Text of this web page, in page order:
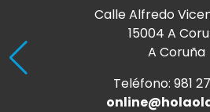
Calle Alfredo
15004 A
A Coruña
Teléfono: 981